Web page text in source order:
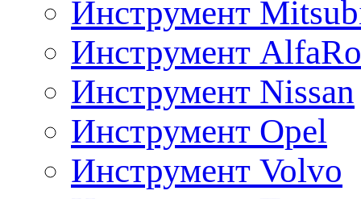
Инструмент
Инструмент
Инструмент Nissan
Инструмент Opel
Инструмент Volvo